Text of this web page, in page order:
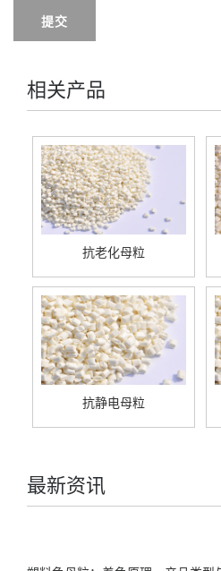
提交
相关产品
抗老化母粒
抗静电母粒
最新资讯